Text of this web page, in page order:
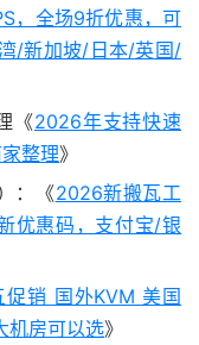
，全场9折优惠，可
/新加坡/日本/英国/
《2026年支持快速
整理》
：《2026新搬瓦工
优惠码，支付宝/银
促销 国外KVM 美国
机房可以选》